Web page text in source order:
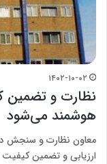
۱۴۰۲-۱۰-۰۲
نظارت و تضمین
هوشمند می‌شود
معاون نظارت و سنجش
ارزیابی و تضمین